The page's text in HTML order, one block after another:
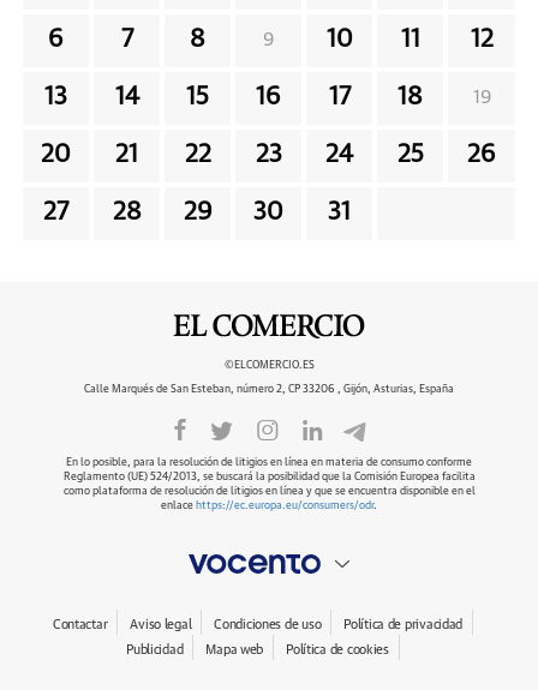
6 7 8 9 10 11 12
13 14 15 16 17 18 19
20 21 22 23 24 25 26
27 28 29 30 31
©ELCOMERCIO.ES
Calle Marqués de San Esteban, número 2, CP 33206 , Gijón, Asturias, España
En lo posible, para la resolución de litigios en línea en materia de consumo conforme
Reglamento (UE) 524/2013, se buscará la posibilidad que la Comisión Europea facilita
como plataforma de resolución de litigios en línea y que se encuentra disponible en el
enlace https://ec.europa.eu/consumers/odr.
Contactar Aviso legal Condiciones de uso
Política de privacidad
Publicidad
Mapa web Política de cookies